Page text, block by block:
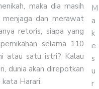
maka dia masih
dan merawat
retoris, siapa yang
selama 110
atau satu istri? Kalau
dunia akan direpotkan
Harari.
M
a
k
e
s
u
r